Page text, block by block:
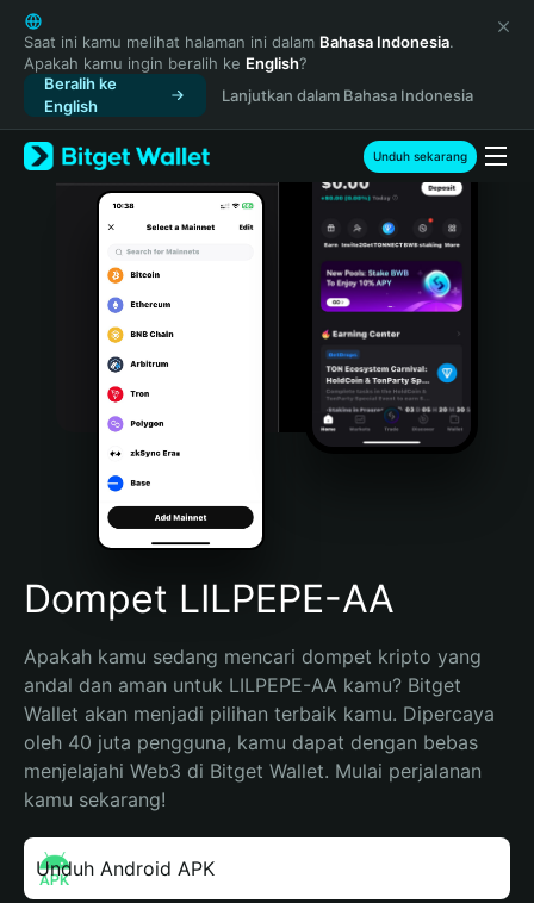
English
日本語
Tiếng Việt
Русский
Español (Latinoamérica)
Türkçe
Italiano
Português (Portugal)
Bahasa Indonesia
Português (Brasil)
Español (Argentina)
Saat ini kamu melihat halaman ini dalam Bahasa Indonesia.
Apakah kamu ingin beralih ke English?
Beralih ke
English
Lanjutkan dalam Bahasa Indonesia
Unduh sekarang
Dompet LILPEPE-AA
Apakah kamu sedang mencari dompet kripto yang
andal dan aman untuk LILPEPE-AA kamu? Bitget
Wallet akan menjadi pilihan terbaik kamu. Dipercaya
oleh 40 juta pengguna, kamu dapat dengan bebas
menjelajahi Web3 di Bitget Wallet. Mulai perjalanan
kamu sekarang!
Unduh Android APK